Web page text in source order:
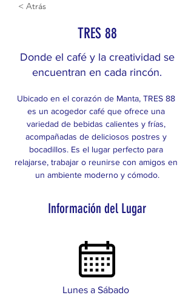
< Atrás
TRES 88
Donde el café y la creatividad se
encuentran en cada rincón.
Ubicado en el corazón de Manta, TRES 88
es un acogedor café que ofrece una
variedad de bebidas calientes y frías,
acompañadas de deliciosos postres y
bocadillos. Es el lugar perfecto para
relajarse, trabajar o reunirse con amigos en
un ambiente moderno y cómodo.
Información del Lugar
Lunes a Sábado